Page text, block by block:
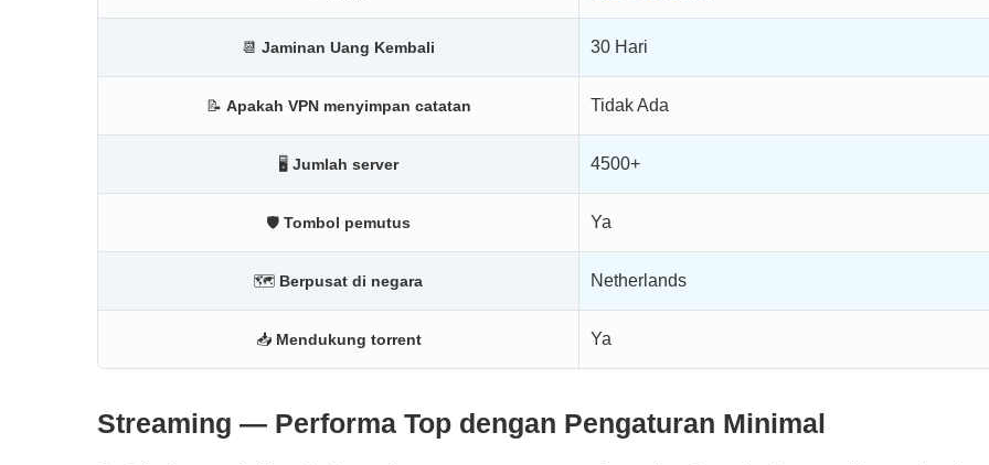
📆 Jaminan Uang Kembali 30 Hari
📝 Apakah VPN menyimpan catatan Tidak Ada
🖥 Jumlah server 4500+
🛡 Tombol pemutus Ya
🗺 Berpusat di negara Netherlands
📥 Mendukung torrent Ya
Streaming — Performa Top dengan Pengaturan Minimal